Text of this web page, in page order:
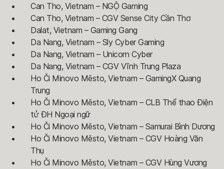
Can Tho, Vietnam – NGỘ Gaming
Can Tho, Vietnam – CGV Sense City Cần Thơ
Dalat, Vietnam – Gaming Gang
Da Nang, Vietnam – Sly Cyber Gaming
Da Nang, Vietnam – Unicorn Cyber
Da Nang, Vietnam – CGV Vĩnh Trung Plaza
Ho Či Minovo Město, Vietnam – GamingX Quang
Trung
Ho Či Minovo Město, Vietnam – CLB Thể thao Điện
tử ĐH Ngoại ngữ
Ho Či Minovo Město, Vietnam – Samurai Bình Dương
Ho Či Minovo Město, Vietnam – CGV Hoàng Văn
Thụ
Ho Či Minovo Město, Vietnam – CGV Hùng Vương